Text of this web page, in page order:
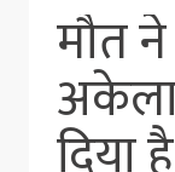
मौत